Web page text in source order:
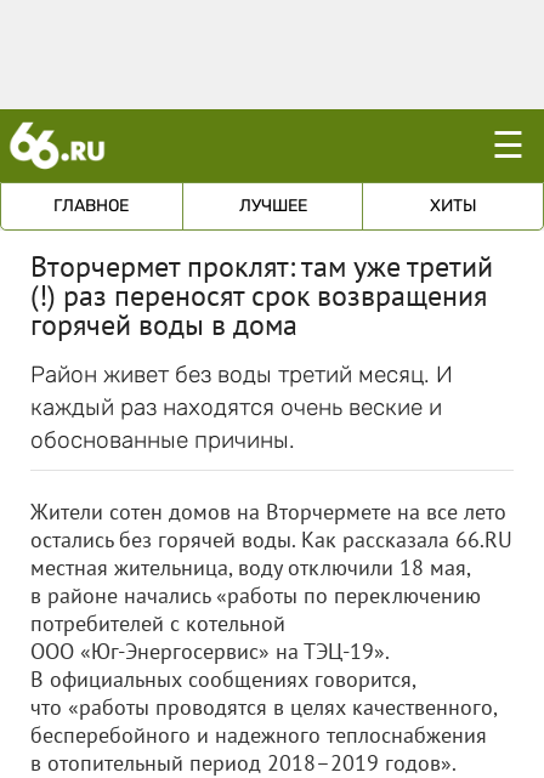
☰
ГЛАВНОЕ ЛУЧШЕЕ ХИТЫ
Вторчермет проклят: там уже третий
(!) раз переносят срок возвращения
горячей воды в дома
Район живет без воды третий месяц. И
каждый раз находятся очень веские и
обоснованные причины.
Жители сотен домов на Вторчермете на все лето
остались без горячей воды. Как рассказала 66.RU
местная жительница, воду отключили 18 мая,
в районе начались «работы по переключению
потребителей с котельной
ООО «Юг-Энергосервис» на ТЭЦ-19».
В официальных сообщениях говорится,
что «работы проводятся в целях качественного,
бесперебойного и надежного теплоснабжения
в отопительный период 2018–2019 годов».